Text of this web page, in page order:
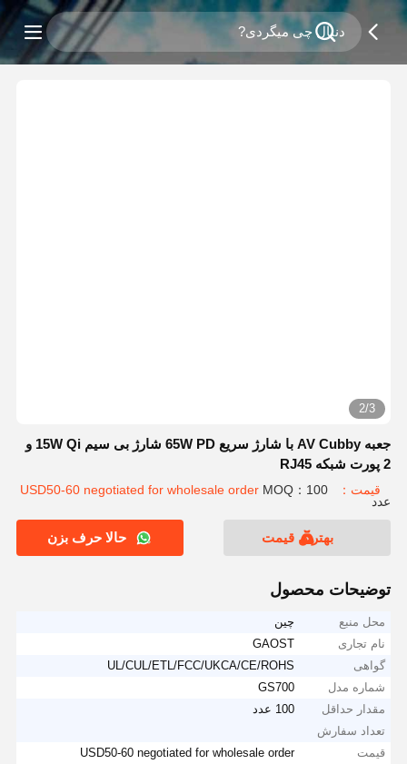
2/3
جعبه AV Cubby با شارژ سریع 65W PD شارژ بی سیم 15W Qi و
2 پورت شبکه RJ45
قیمت：USD50-60 negotiated for wholesale order
MOQ：100
عدد
بهترین قیمت حالا حرف بزن
توضیحات محصول
محل منبع
چین
نام تجاری
GAOST
گواهی
UL/CUL/ETL/FCC/UKCA/CE/ROHS
شماره مدل
GS700
مقدار حداقل
تعداد سفارش
100 عدد
قیمت
USD50-60 negotiated for wholesale order